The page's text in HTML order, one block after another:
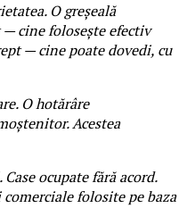
O greșeală
cine folosește efectiv
— cine poate dovedi, cu
O hotărâre
Acestea
ocupate fără acord.
folosite pe baza